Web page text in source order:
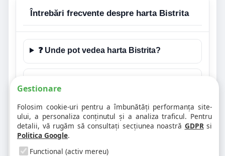
Întrebări frecvente despre harta Bistrita
❓ Unde pot vedea harta Bistrita?
rutieră pentru Bistrita?
❓ Pot calcula distanțe rutiere din Bistrita?
❓ Unde găsesc codul poștal pentru
Gestionare
Folosim cookie-uri pentru a îmbunătăți performanța site-
ului, a personaliza conținutul și a analiza traficul. Pentru
detalii, vă rugăm să consultați secțiunea noastră GDPRsi
Politica Google.
Functional (activ mereu)